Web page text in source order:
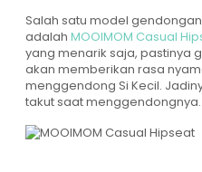
Salah satu model
adalah MOOIMOM Casual
yang menarik saja, pastinya
akan memberikan rasa
menggendong Si Kecil.
takut saat menggendongnya.